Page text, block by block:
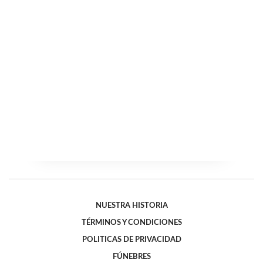
NUESTRA HISTORIA
TÉRMINOS Y CONDICIONES
POLITICAS DE PRIVACIDAD
FÚNEBRES